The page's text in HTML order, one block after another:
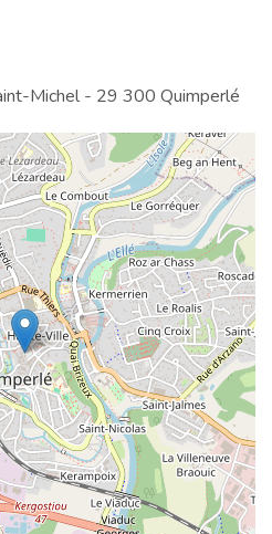
Michel - 29 300 Quimperlé